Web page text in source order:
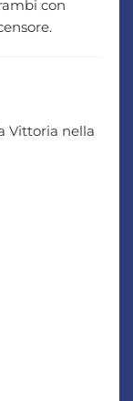
con
Vittoria nella